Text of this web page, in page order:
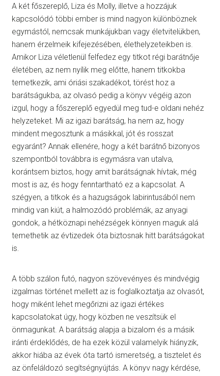
A két főszereplő, Liza és Molly, illetve a hozzájuk
kapcsolódó többi ember is mind nagyon különböznek
egymástól, nemcsak munkájukban vagy életvitelükben,
hanem érzelmeik kifejezésében, élethelyzeteikben is.
Amikor Liza véletlenül felfedez egy titkot régi barátnője
életében, az nem nyílik meg előtte, hanem titkokba
temetkezik, ami óriási szakadékot, törést hoz a
barátságukba, az olvasó pedig a könyv végéig azon
izgul, hogy a főszereplő egyedül meg tud-e oldani nehéz
helyzeteket. Mi az igazi barátság, ha nem az, hogy
mindent megosztunk a másikkal, jót és rosszat
egyaránt? Annak ellenére, hogy a két barátnő bizonyos
szempontból továbbra is egymásra van utalva,
korántsem biztos, hogy amit barátságnak hívtak, még
most is az, és hogy fenntartható ez a kapcsolat. A
szégyen, a titkok és a hazugságok labirintusából nem
mindig van kiút, a halmozódó problémák, az anyagi
gondok, a hétköznapi nehézségek könnyen maguk alá
temethetik az évtizedek óta biztosnak hitt barátságokat
is.
A több szálon futó, nagyon szövevényes és mindvégig
izgalmas történet mellett az is foglalkoztatja az olvasót,
hogy miként lehet megőrizni az igazi értékes
kapcsolatokat úgy, hogy közben ne veszítsük el
önmagunkat. A barátság alapja a bizalom és a másik
iránti érdeklődés, de ha ezek közül valamelyik hiányzik,
akkor hiába az évek óta tartó ismeretség, a tisztelet és
az önfeláldozó segítségnyújtás. A könyv nagy kérdése,